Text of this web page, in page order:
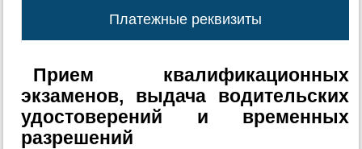
Платежные реквизиты
Прием квалификационных
экзаменов, выдача водительских
удостоверений и временных
разрешений